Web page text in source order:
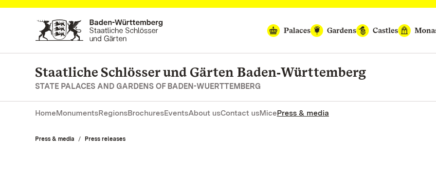
Navigate to main page
Palaces
Gardens Castles
Staatliche Schlösser und Gärten Baden‑Württemberg
STATE PALACES AND GARDENS OF BADEN-WUERTTEMBERG
HomeMonumentsRegionsBrochuresEventsAbout usContact usMicePress & media
Press & media Press releases